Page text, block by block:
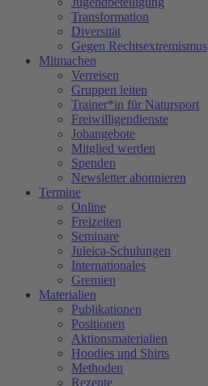
Transformation
Diversität
Gegen Rechtsextremismus
Mitmachen
Verreisen
Gruppen leiten
Trainer*in für Natursport
Freiwilligendienste
Jobangebote
Mitglied werden
Spenden
Newsletter abonnieren
Termine
Online
Freizeiten
Seminare
Juleica-Schulungen
Internationales
Gremien
Materialien
Publikationen
Positionen
Aktionsmaterialien
Hoodies und Shirts
Methoden
Rezepte